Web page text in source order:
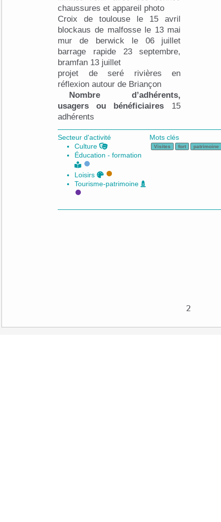
chaussures et appareil photo
Croix de toulouse le 15 avril
blockaus de malfosse le 13 mai
mur de berwick le 06 juillet
barrage rapide 23 septembre,
bramfan 13 juillet
projet de seré rivières en
réflexion autour de Briançon
Nombre d’adhérents,
usagers ou bénéficiaires 15
adhérents
Secteur d'activité
Culture
Éducation - formation
Loisirs
Tourisme-patrimoine
Mots clés
Visites fort patrimoine